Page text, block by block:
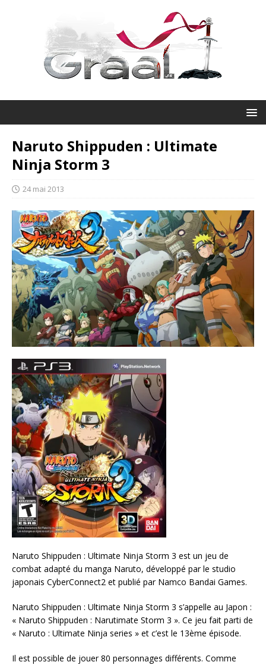
Naruto Shippuden : Ultimate
Ninja Storm 3
24 mai 2013
Naruto Shippuden : Ultimate Ninja Storm 3 est un jeu de
combat adapté du manga Naruto, développé par le studio
japonais CyberConnect2 et publié par Namco Bandai Games.
Naruto Shippuden : Ultimate Ninja Storm 3 s’appelle au Japon :
« Naruto Shippuden : Narutimate Storm 3 ». Ce jeu fait parti de
« Naruto : Ultimate Ninja series » et c’est le 13ème épisode.
Il est possible de jouer 80 personnages différents. Comme